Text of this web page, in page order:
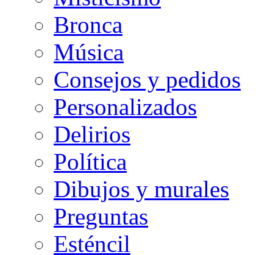
Bronca
Música
Consejos y pedidos
Personalizados
Delirios
Política
Dibujos y murales
Preguntas
Esténcil